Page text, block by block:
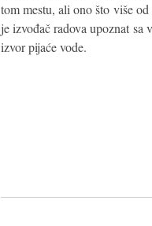
tom mestu, ali ono što više
je izvođač radova upoznat sa
izvor pijaće vode.